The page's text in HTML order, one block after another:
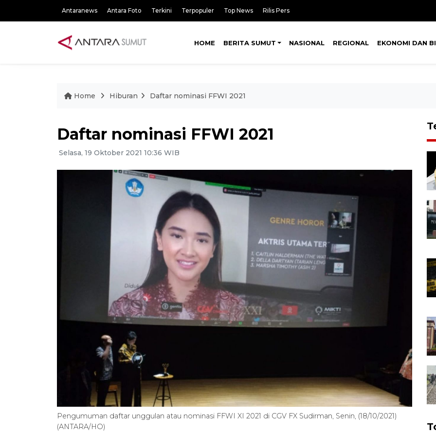
Antaranews Antara Foto Terkini Terpopuler Top News Rilis Pers
HOME BERITA SUMUT NASIONAL REGIONAL EKONOMI DAN
Home Hiburan Daftar nominasi FFWI 2021
Daftar nominasi FFWI 2021
Selasa, 19 Oktober 2021 10:36 WIB
Pengumuman daftar unggulan atau nominasi FFWI XI 2021 di CGV FX Sudirman, Senin, (18/10/2021)
(ANTARA/HO)